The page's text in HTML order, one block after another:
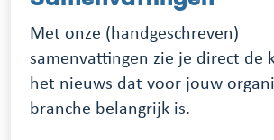
Met onze (handgeschreven)
samenvattingen zie je direct de
het nieuws dat voor jouw
branche belangrijk is.